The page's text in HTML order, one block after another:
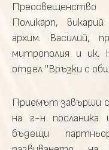
Поликарп,
архим. Василий,
митрополия и ик.
отдел "Връзки с
Приемът завърши
на г-н посланика
бъдещи